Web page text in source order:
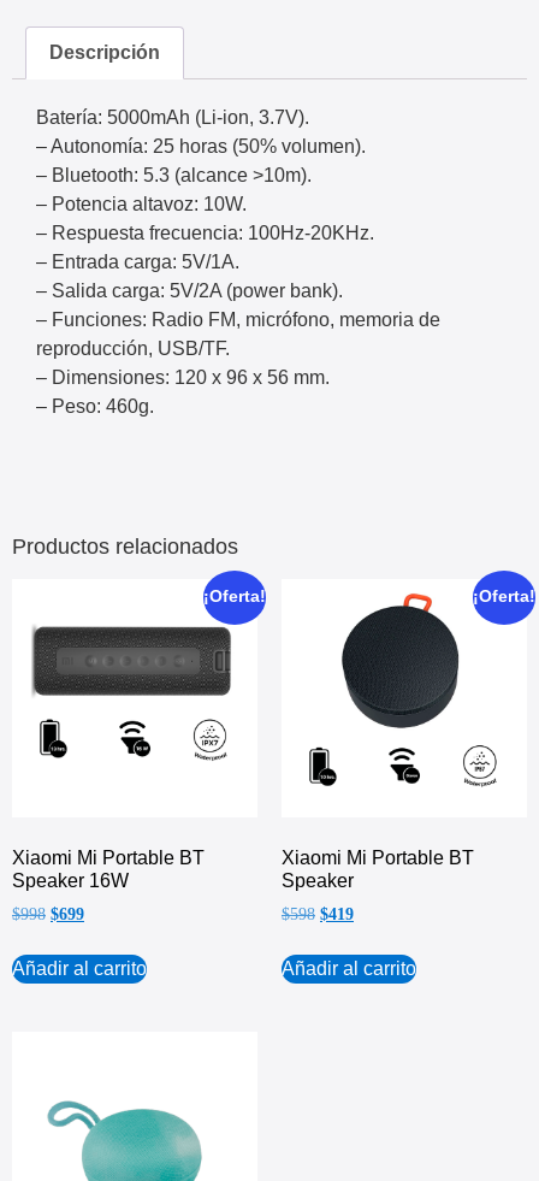
Descripción
Batería: 5000mAh (Li-ion, 3.7V).
– Autonomía: 25 horas (50% volumen).
– Bluetooth: 5.3 (alcance >10m).
– Potencia altavoz: 10W.
– Respuesta frecuencia: 100Hz-20KHz.
– Entrada carga: 5V/1A.
– Salida carga: 5V/2A (power bank).
– Funciones: Radio FM, micrófono, memoria de
reproducción, USB/TF.
– Dimensiones: 120 x 96 x 56 mm.
– Peso: 460g.
Productos relacionados
¡Oferta!
Xiaomi Mi Portable BT
Speaker 16W
$998 $699
Añadir al carrito
¡Oferta!
Xiaomi Mi Portable BT
Speaker
$598 $419
Añadir al carrito